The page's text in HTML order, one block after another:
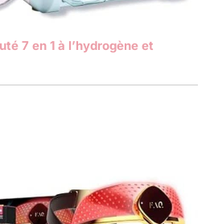
7 en 1 à l’hydrogène et